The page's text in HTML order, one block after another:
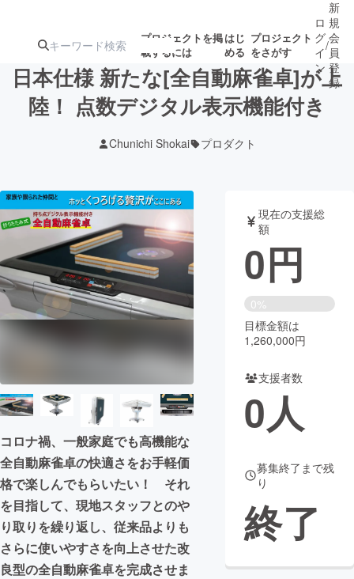
プロジェクトを掲
載するには
はじ
める
プロジェクト
をさがす
ジェクト
募集終了が近いプ
ロジェクト
アート・写真 音楽
テクノロジー・ガジェット ゲーム・サ
映像・映画 書籍・雑誌
ビジネス・起業 チャレンジ
まちづくり・地域活性化
CAMPFIRE for Social Good
CAMPFIRE Creation
CAMPFIREふるさと納税machi-ya
ロ
グ
イ
ン
/
新
規
会
員
登
録
日本仕様 新たな[全自動麻雀卓]が上
陸！ 点数デジタル表示機能付き
Chunichi Shokai プロダクト
コロナ禍、一般家庭でも高機能な
全自動麻雀卓の快適さをお手軽価
格で楽しんでもらいたい！ それ
を目指して、現地スタッフとのや
り取りを繰り返し、従来品よりも
さらに使いやすさを向上させた改
良型の全自動麻雀卓を完成させま
現在の支援総
額
0円
0%
目標金額は
1,260,000円
支援者数
0人
募集終了まで残
り
終了